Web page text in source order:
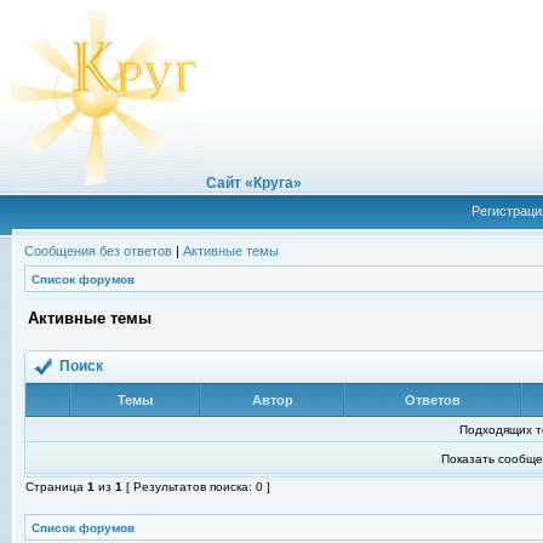
Сайт «Круга»
Сообщения без ответов | Активные темы
Список форумов
Активные темы
Поиск
Темы Автор Ответов
Подходящих
Показать
Страница 1 из 1 [ Результатов поиска: 0 ]
Список форумов